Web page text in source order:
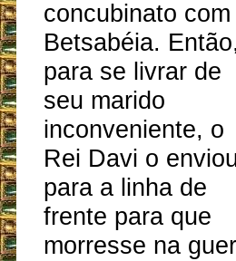
concubinato com
Betsabéia. Então,
para se livrar de
seu marido
inconveniente, o
Rei Davi o
para a linha de
frente para que
morresse na